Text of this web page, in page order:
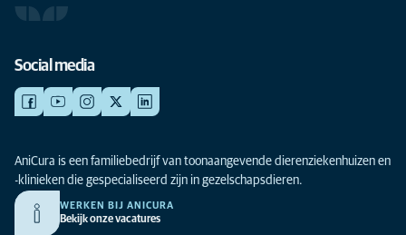
Social media
AniCura is een familiebedrijf van toonaangevende dierenziekenhuizen en
-klinieken die gespecialiseerd zijn in gezelschapsdieren.
WERKEN BIJ ANICURA
Bekijk onze vacatures